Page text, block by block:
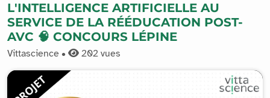
L'INTELLIGENCE ARTIFICIELLE AU
SERVICE DE LA RÉÉDUCATION POST-
AVC 🧠 CONCOURS LÉPINE
Vittascience • 202 vues